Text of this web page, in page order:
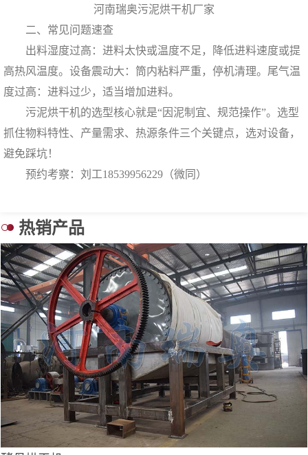
河南瑞奥污泥烘干机厂家
二、常见问题速查
出料湿度过高：进料太快或温度不足，降低进料速度或提
高热风温度。设备震动大：筒内粘料严重，停机清理。尾气温
度过高：进料过少，适当增加进料。
污泥烘干机的选型核心就是“因泥制宜、规范操作”。选型
抓住物料特性、产量需求、热源条件三个关键点，选对设备，
避免踩坑！
预约考察：刘工18539956229（微同）
热销产品